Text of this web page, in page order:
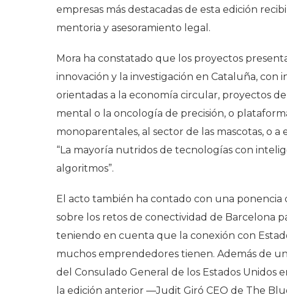
empresas más destacadas de esta edición
mentoria y asesoramiento legal.
Mora ha constatado que los proyectos
innovación y la investigación en Cataluña, con
orientadas a la economía circular, proyectos
mental o la oncología de precisión, o
monoparentales, al sector de las mascotas, o
“La mayoría nutridos de tecnologías con
algoritmos”.
El acto también ha contado con una ponencia
sobre los retos de conectividad de Barcelona
teniendo en cuenta que la conexión con
muchos emprendedores tienen. Además de
del Consulado General de los Estados Unidos
la edición anterior ―Judit Giró CEO de The